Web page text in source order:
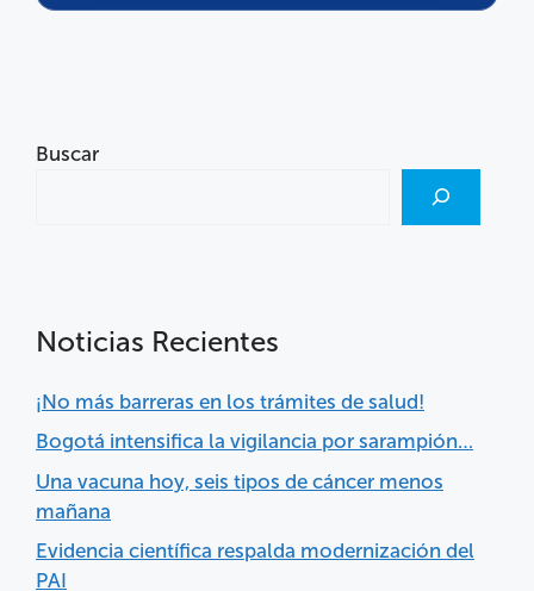
Buscar
Noticias Recientes
¡No más barreras en los trámites de salud!
Bogotá intensifica la vigilancia por sarampión…
Una vacuna hoy, seis tipos de cáncer menos
mañana
Evidencia científica respalda modernización del
PAI